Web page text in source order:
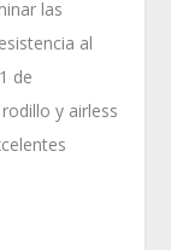
las
al
de
y airless